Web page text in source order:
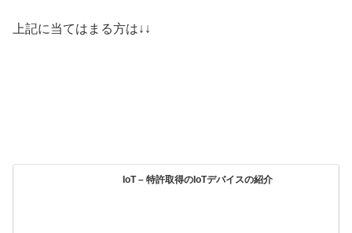
上記に当てはまる方は↓↓
IoT – 特許取得のIoTデバイスの紹介